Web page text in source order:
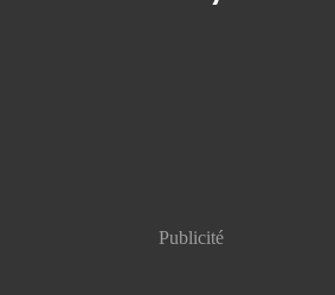
Publicité